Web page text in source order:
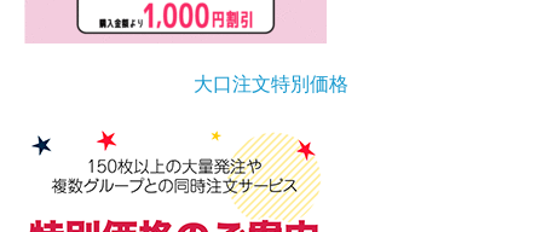
大口注文特別価格